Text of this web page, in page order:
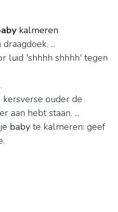
kalmeren
...
luid 'shhhh shhhh' tegen
ouder de
aan hebt staan. ...
baby te kalmeren: geef